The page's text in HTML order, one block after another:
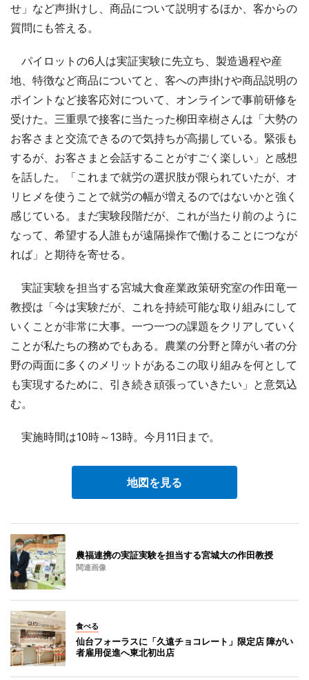
せ」など声掛けし、商品について説明するほか、客からの
質問にも答える。
パイロットの6人は実証実験に先立ち、製造過程や産
地、特徴など商品についてと、客への声掛けや商品説明の
ポイントなど接客応対について、オンラインで事前研修を
受けた。三重県で接客に当たった柳田幸樹さんは「大勢の
お客さまと交流できるので気持ちが高揚している。緊張も
するが、お客さまと会話することがすごく楽しい」と感想
を話した。「これまで就労の選択肢が限られていたが、オ
リヒメを使うことで就労の幅が増えるのではないかと強く
感じている。まだ実験段階だが、これが当たり前のように
なって、希望する人誰もが遠隔操作で働けることにつなが
れば」と期待を寄せる。
実証実験を担当する宮城大食産業政策研究室の作田竜一
教授は「今は実験だが、これを持続可能な取り組みにして
いくことが非常に大事。一つ一つの課題をクリアしていく
ことが私たちの務めでもある。農業の分野と障がい者の分
野の両面に多くのメリットがあるこの取り組みを何として
も実現するために、引き続き頑張っていきたい」と意気込
む。
実施時間は10時～13時。今月11日まで。
地図を見る
農福連携の実証実験を担当する宮城大の作田教授
関連画像
食べる
仙台フォーラスに「久遠チョコレート」限定店 障がい
者雇用促進へ東北初出店